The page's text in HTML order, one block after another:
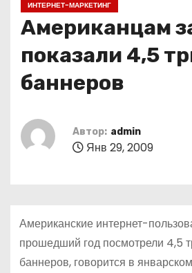
ИНТЕРНЕТ-МАРКЕТИНГ
Американцам
показали 4,5
баннеров
Автор: admin
Янв 29, 2009
Американские интернет-
прошедший год посмотрели 4,5
баннеров, говорится в